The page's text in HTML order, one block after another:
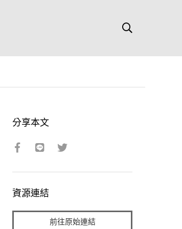
分享本文
資源連結
前往原始連結